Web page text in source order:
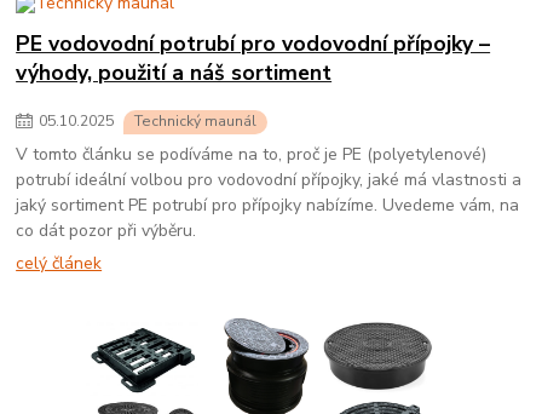
PE vodovodní potrubí pro vodovodní přípojky –
výhody, použití a náš sortiment
05.10.2025 Technický maunál
V tomto článku se podíváme na to, proč je PE (polyetylenové)
potrubí ideální volbou pro vodovodní přípojky, jaké má vlastnosti a
jaký sortiment PE potrubí pro přípojky nabízíme. Uvedeme vám, na
co dát pozor při výběru.
celý článek